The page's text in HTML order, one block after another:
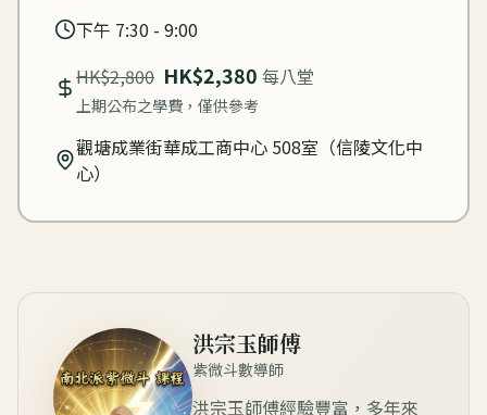
下午 7:30 - 9:00
HK$2,800 HK$2,380 每八堂
上期公布之學費，僅供參考
觀塘成業街華成工商中心 508室（信陵文化中
心）
洪宗玉師傅
紫微斗數導師
洪宗玉師傅經驗豐富，多年來